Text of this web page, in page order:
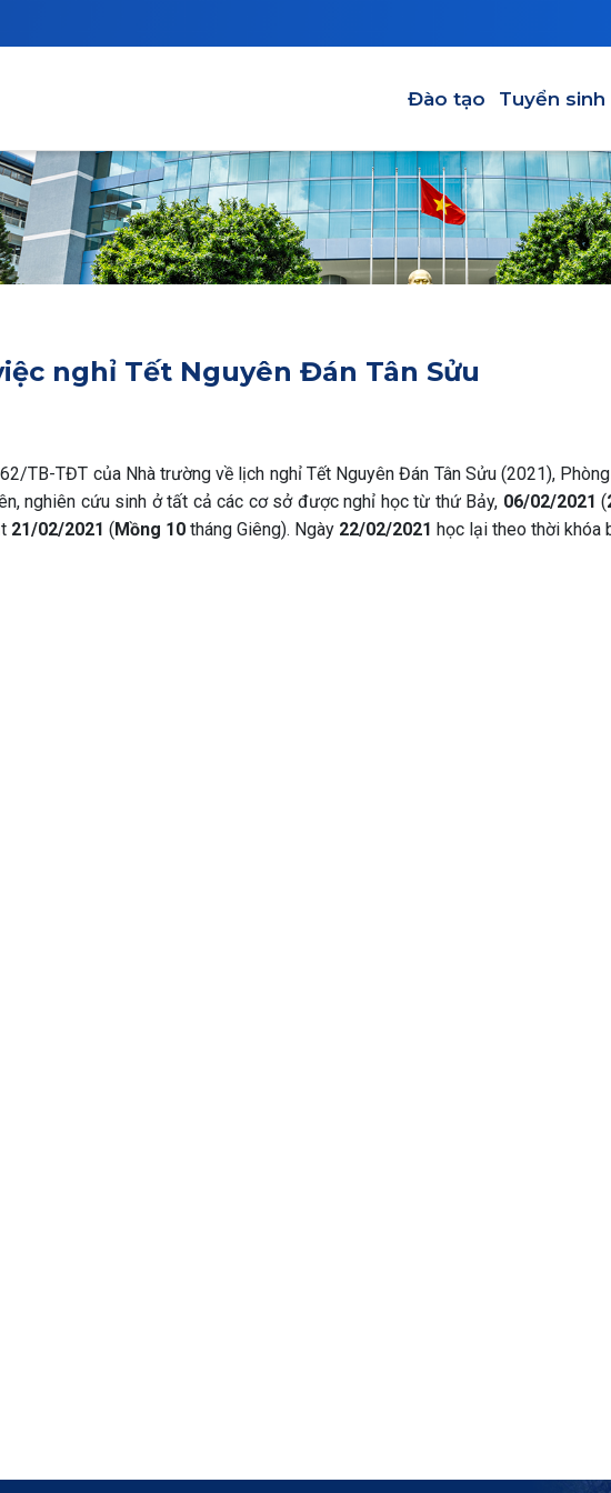
Đào tạo Tuyển sinh
nghỉ Tết Nguyên Đán Tân Sửu
TB-TĐT của Nhà trường về lịch nghỉ Tết Nguyên Đán Tân Sửu (2021),
nghiên cứu sinh ở tất cả các cơ sở được nghỉ học từ thứ Bảy, 06/02/2021 (
21/02/2021 (Mồng 10 tháng Giêng). Ngày 22/02/2021 học lại theo thời khóa